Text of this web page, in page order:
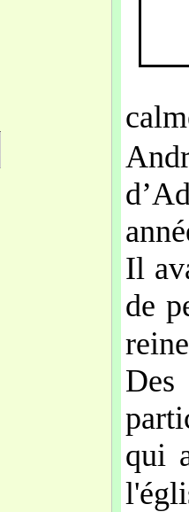
Il
de
qui